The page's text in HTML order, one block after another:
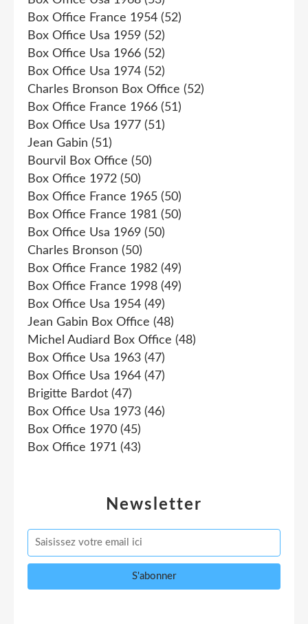
Newsletter
Box Office France 1954 (52)
Box Office Usa 1959 (52)
Box Office Usa 1966 (52)
Box Office Usa 1974 (52)
Charles Bronson Box Office (52)
Box Office France 1966 (51)
Box Office Usa 1977 (51)
Jean Gabin (51)
Bourvil Box Office (50)
Box Office 1972 (50)
Box Office France 1965 (50)
Box Office France 1981 (50)
Box Office Usa 1969 (50)
Charles Bronson (50)
Box Office France 1982 (49)
Box Office France 1998 (49)
Box Office Usa 1954 (49)
Jean Gabin Box Office (48)
Michel Audiard Box Office (48)
Box Office Usa 1963 (47)
Box Office Usa 1964 (47)
Brigitte Bardot (47)
Box Office Usa 1973 (46)
Box Office 1970 (45)
Box Office 1971 (43)